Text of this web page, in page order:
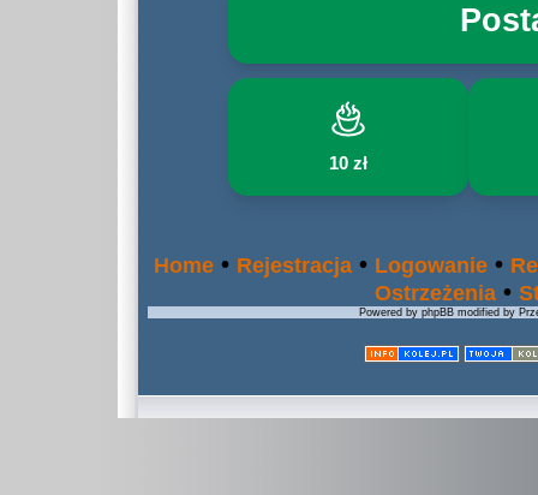
10 zł
Home • Rejestracja • Logowanie •
Ostrzeżenia •
Powered by phpBB modified by